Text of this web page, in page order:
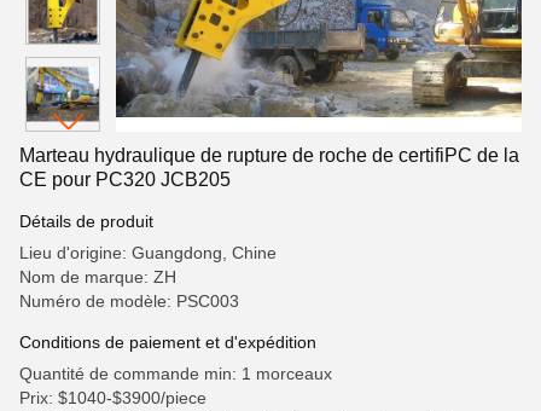
Marteau hydraulique de rupture de roche de certifiPC de la
CE pour PC320 JCB205
Détails de produit
Lieu d'origine: Guangdong, Chine
Nom de marque: ZH
Numéro de modèle: PSC003
Conditions de paiement et d'expédition
Quantité de commande min: 1 morceaux
Prix: $1040-$3900/piece